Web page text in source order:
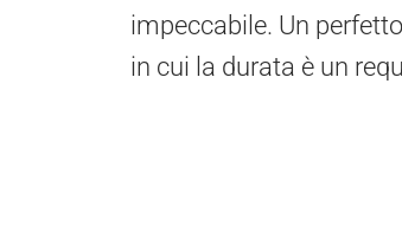
impeccabile. Un
in cui la durata è un